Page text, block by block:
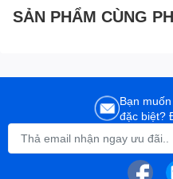
SẢN PHẨM CÙNG
Bạn
đặc biệt?